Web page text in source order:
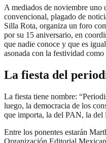
A mediados de noviembre uno
convencional, plagado de
Silla Rota, organiza un foro
por su 15 aniversario, en
que nadie conoce y que es
asonada con la festividad como
La fiesta del
La fiesta tiene nombre:
luego, la democracia de los
que importa, la del PAN, la
Entre los ponentes estarán
Organización Editorial